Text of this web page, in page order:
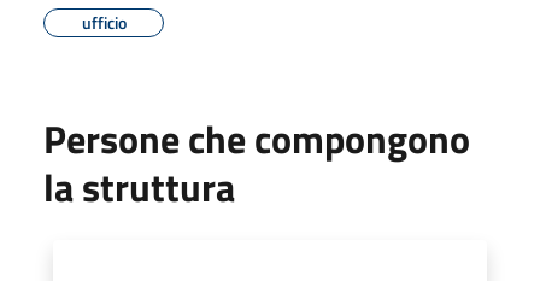
ufficio
Persone che compongono
la struttura